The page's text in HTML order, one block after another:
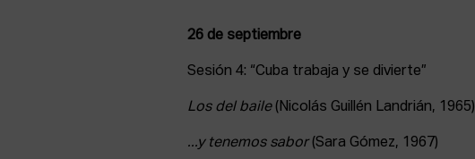
26 de septiembre
Sesión 4: “Cuba trabaja y se divierte”
Los del baile(Nicolás Guillén Landrián, 1965)
...y tenemos sabor(Sara Gómez, 1967)